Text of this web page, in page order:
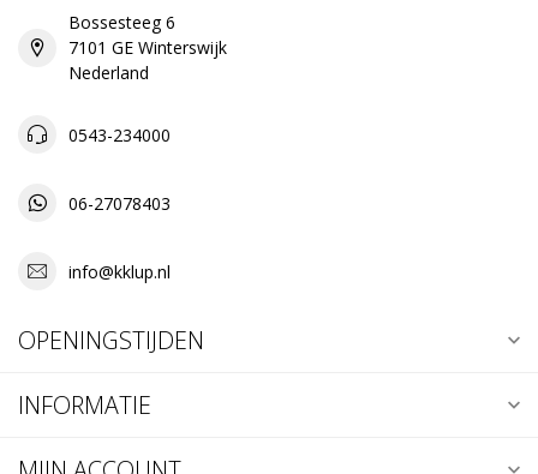
Bossesteeg 6
7101 GE Winterswijk
Nederland
0543-234000
06-27078403
info@kklup.nl
OPENINGSTIJDEN
INFORMATIE